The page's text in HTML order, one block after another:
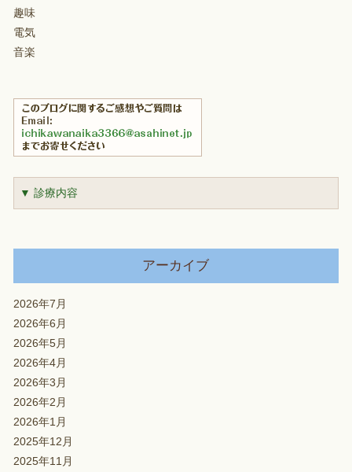
趣味
電気
音楽
▼ 診療内容
アーカイブ
2026年7月
2026年6月
2026年5月
2026年4月
2026年3月
2026年2月
2026年1月
2025年12月
2025年11月